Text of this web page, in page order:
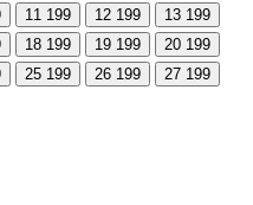
11 199 12 199 13 199
18 199 19 199 20 199
25 199 26 199 27 199